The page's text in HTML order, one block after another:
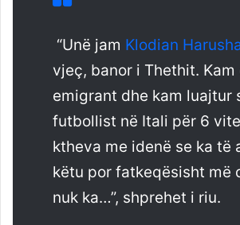
“Unë jam Klodian
vjeç, banor i Thethit. Kam
emigrant dhe kam luajtur
futbollist në Itali për 6
ktheva me idenë se ka të
këtu por fatkeqësisht më
nuk ka…”, shprehet i riu.